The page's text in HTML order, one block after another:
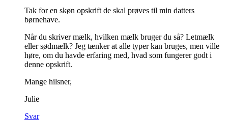
Tak for en skøn opskrift de skal prøves til min datters
børnehave.
Når du skriver mælk, hvilken mælk bruger du så? Letmælk
eller sødmælk? Jeg tænker at alle typer kan bruges, men ville
høre, om du havde erfaring med, hvad som fungerer godt i
denne opskrift.
Mange hilsner,
Julie
Svar